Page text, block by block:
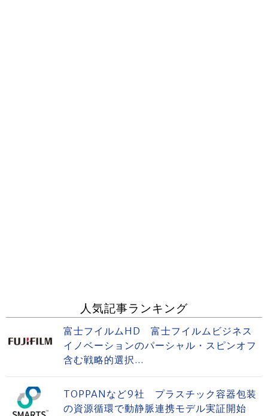
人気記事ランキング
富士フイルムHD 富士フイルムビジネス
イノベーションのパーシャル・スピンオフ
含む戦略的選択...
TOPPANなど9社 プラスチック容器包装
の資源循環で動静脈連携モデル実証開始